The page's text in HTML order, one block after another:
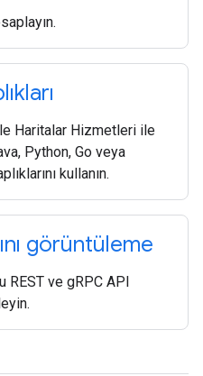
Haritalar Hizmetleri ile
Python, Go veya
kullanın.
görüntüleme
REST ve gRPC API